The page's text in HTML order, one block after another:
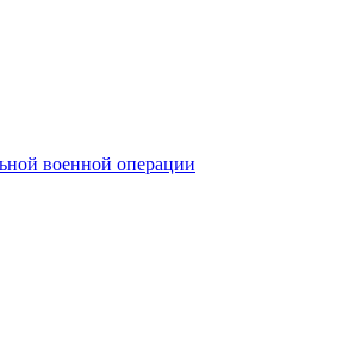
военной операции